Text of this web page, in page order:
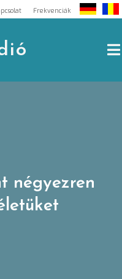
Frekvenciák
négyezren